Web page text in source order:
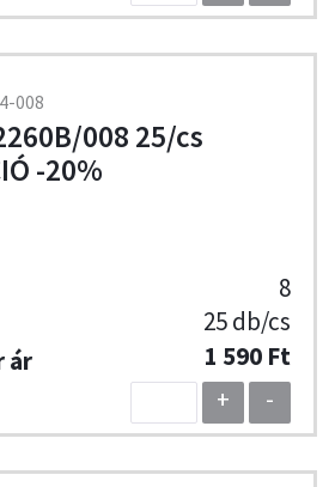
008
008 25/cs
-20%
8
25 db/cs
1 590 Ft
+
-